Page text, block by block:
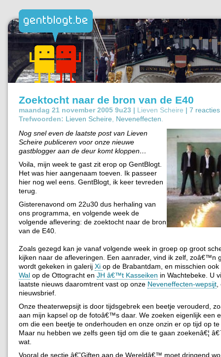
Zoektocht naar de bron van de E40
maandag 21 november 2005 9u23 | Lieven Scheire | 7 reacties
Trefwoorden: Lieven Scheire Neveneffecten
Nog snel even de laatste post van Lieven
Scheire publiceren voor onze nieuwe
gastblogger aan de deur komt kloppen…
Voila, mijn week te gast zit erop op GentBlogt.
Het was hier aangenaam toeven. Ik passeer
hier nog wel eens. GentBlogt, ik keer tevreden
terug.
Gisterenavond om 22u30 dus herhaling van
ons programma, en volgende week de
volgende aflevering: de zoektocht naar de bron
van de E40.
Zoals gezegd kan je vanaf volgende week in groep op groot
kijken naar de afleveringen. Een aanrader, vind ik zelf, zoâ€™n
wordt gekeken in galerij Xi op de Brabantdam, en misschien
Wal op de Ottogracht en JH â€™t Kasseiken in Wachtebeke. U
laatste nieuws daaromtrent vast op onze Neveneffecten-wepsijt
nieuwsbrief.
Onze theaterwepsijt is door tijdsgebrek een beetje verouderd,
aan mijn kapsel op de fotoâ€™s daar. We zoeken eigenlijk een
om die een beetje te onderhouden en onze onzin er op tijd op
Maar nu hebben we zelfs geen tijd om die te gaan zoekenâ€¦
wat.
Vooral de sectie â€˜Giften aan de Wereldâ€™ moet dringend